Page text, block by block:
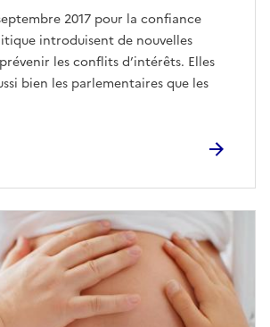
2017 pour la confiance
introduisent de nouvelles
les conflits d’intérêts. Elles
bien les parlementaires que les